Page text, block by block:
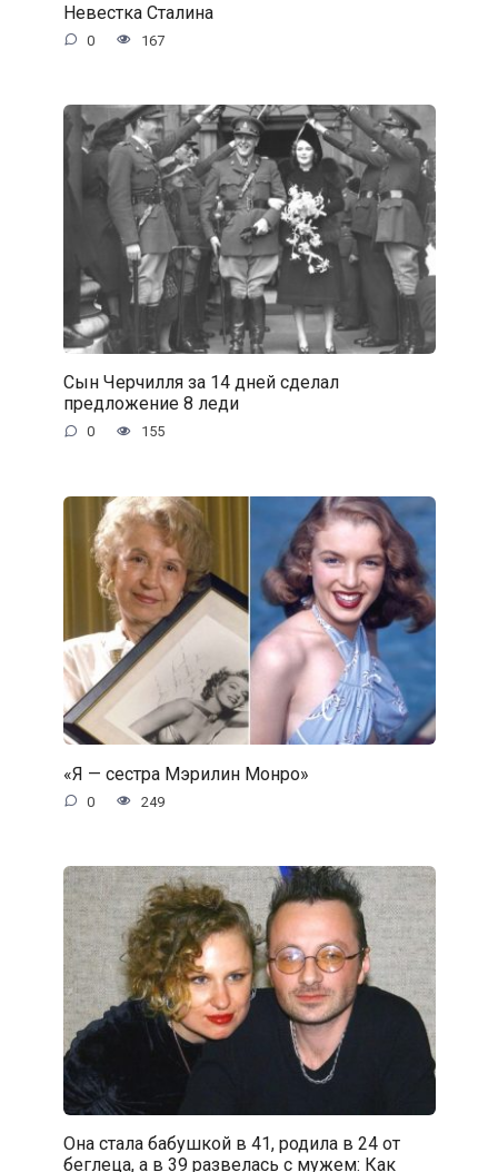
Невестка Сталина
0 167
Сын Черчилля за 14 дней сделал
предложение 8 леди
0 155
«Я — сестра Мэрилин Монро»
0 249
Она стала бабушкой в 41, родила в 24 от
беглеца, а в 39 развелась с мужем: Как